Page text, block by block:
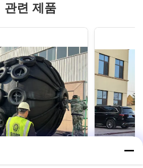
관련 제품